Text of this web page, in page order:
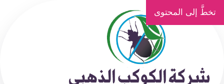
تخطَّ إلى المحتوى